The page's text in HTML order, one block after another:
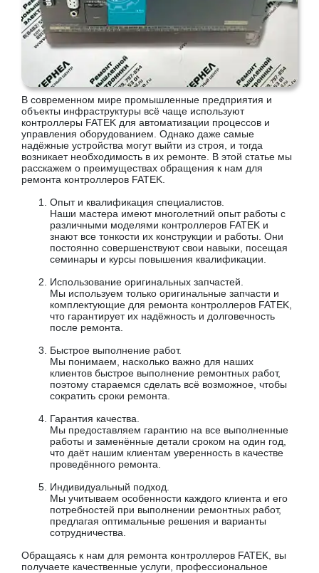
В современном мире промышленные предприятия и
объекты инфраструктуры всё чаще используют
контроллеры FATEK для автоматизации процессов и
управления оборудованием. Однако даже самые
надёжные устройства могут выйти из строя, и тогда
возникает необходимость в их ремонте. В этой статье мы
расскажем о преимуществах обращения к нам для
ремонта контроллеров FATEK.
Опыт и квалификация специалистов.
Наши мастера имеют многолетний опыт работы с
различными моделями контроллеров FATEK и
знают все тонкости их конструкции и работы. Они
постоянно совершенствуют свои навыки, посещая
семинары и курсы повышения квалификации.
Использование оригинальных запчастей.
Мы используем только оригинальные запчасти и
комплектующие для ремонта контроллеров FATEK,
что гарантирует их надёжность и долговечность
после ремонта.
Быстрое выполнение работ.
Мы понимаем, насколько важно для наших
клиентов быстрое выполнение ремонтных работ,
поэтому стараемся сделать всё возможное, чтобы
сократить сроки ремонта.
Гарантия качества.
Мы предоставляем гарантию на все выполненные
работы и заменённые детали сроком на один год,
что даёт нашим клиентам уверенность в качестве
проведённого ремонта.
Индивидуальный подход.
Мы учитываем особенности каждого клиента и его
потребностей при выполнении ремонтных работ,
предлагая оптимальные решения и варианты
сотрудничества.
Обращаясь к нам для ремонта контроллеров FATEK, вы
получаете качественные услуги, профессиональное